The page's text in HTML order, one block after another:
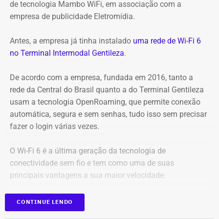
Captura de tela da publicação de André Janones, utilizado como prova na
representação de Alana Passos — Foto: Reprodução
Na representação, Alana Passos argumenta que, por se
declarações extrapolam os limites da liberdade de
expressão e podem caracterizar, em tese, violação aos
artigos 286 e 287 do Código Penal, que tratam,
de tecnologia Mambo WiFi, em associação com a
empresa de publicidade Eletromídia.
Antes, a empresa já tinha instalado uma rede de Wi-Fi 6
no Terminal Intermodal Gentileza.
De acordo com a empresa, fundada em 2016, tanto a
rede da Central do Brasil quanto a do Terminal Gentileza
usam a tecnologia OpenRoaming, que permite conexão
automática, segura e sem senhas, tudo isso sem precisar
fazer o login várias vezes.
O Wi-Fi 6 é a última geração da tecnologia de
conectividade sem fio e tem como uma de suas
principais vantagens a sua maior velocidade.
Com informações da coluna Capital, em “O Globo”.
CONTINUE LENDO